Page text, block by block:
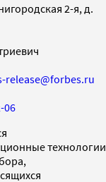
2-я, д.
release@forbes.ru
06
технологии